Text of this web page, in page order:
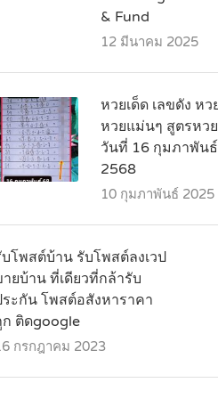
& Fund
12 มีนาคม 2025
หวยเด็ด เลขดัง หว
หวยแม่นๆ สูตรหว
วันที่ 16 กุมภาพันธ์
2568
10 กุมภาพันธ์ 2025
โพสต์บ้าน รับโพสต์ลงเวป
ยบ้าน ที่เดียวที่กล้ารับ
ะกัน โพสต์อสังหาราคา
ติดgoogle
กรกฎาคม 2023